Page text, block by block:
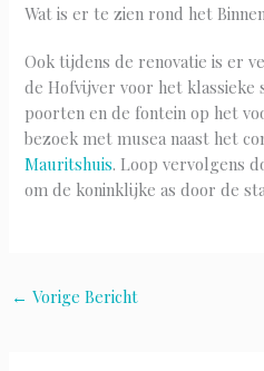
Wat is er te zien rond het
Ook tijdens de renovatie is er
de Hofvijver voor het klassieke
poorten en de fontein op het
bezoek met musea naast het
Mauritshuis. Loop vervolgens
om de koninklijke as door de
← Vorige Bericht